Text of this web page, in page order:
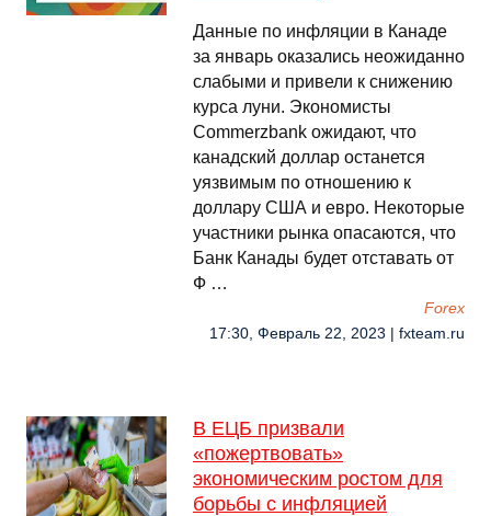
Данные по инфляции в Канаде
за январь оказались неожиданно
слабыми и привели к снижению
курса луни. Экономисты
Commerzbank ожидают, что
канадский доллар останется
уязвимым по отношению к
доллару США и евро. Некоторые
участники рынка опасаются, что
Банк Канады будет отставать от
Ф …
Forex
17:30, Февраль 22, 2023 | fxteam.ru
В ЕЦБ призвали
«пожертвовать»
экономическим ростом для
борьбы с инфляцией